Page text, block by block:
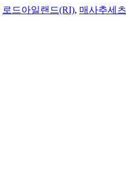
로드아일랜드(RI), 매사추세